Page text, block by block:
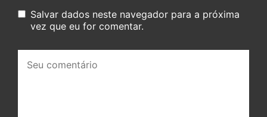
Salvar dados neste navegador para a próxima
vez que eu for comentar.
comentário: